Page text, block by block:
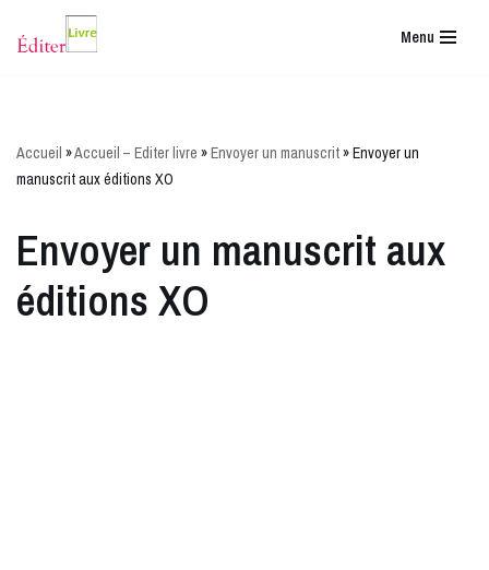
Aller
Menu
Accueil »Accueil – Editer livre »Envoyer un manuscrit»Envoyer un
manuscrit aux éditions XO
Envoyer un manuscrit aux
éditions XO